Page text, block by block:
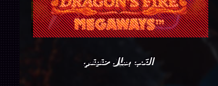
العَب بمال حقيقي